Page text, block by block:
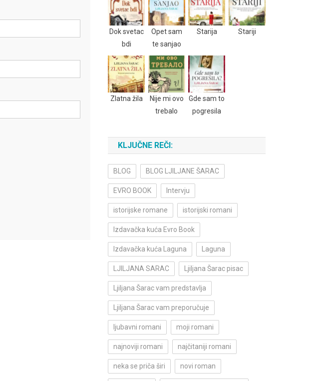
Dok svetac
bdi
Opet sam
te sanjao
Starija Stariji
Zlatna žila
Nije mi ovo
trebalo
Gde sam to
pogresila
KLJUČNE REČI:
BLOG BLOG LJILJANE ŠARAC
EVRO BOOK Intervju
istorijske romane istorijski romani
Izdavačka kuća Evro Book
Izdavačka kuća Laguna Laguna
LJILJANA SARAC Ljiljana Šarac pisac
Ljiljana Šarac vam predstavlja
Ljiljana Šarac vam preporučuje
ljubavni romani moji romani
najnoviji romani najčitaniji romani
neka se priča širi novi roman